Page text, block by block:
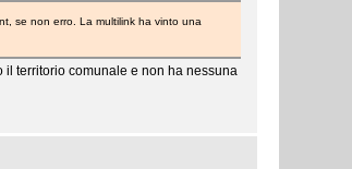
se non erro. La multilink ha vinto una
il territorio comunale e non ha nessuna